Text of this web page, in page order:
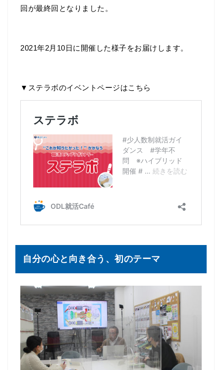
回が最終回となりました。
2021年2月10日に開催した様子をお届けします。
▼ステラボのイベントページはこちら
自分の心と向き合う、初のテーマ